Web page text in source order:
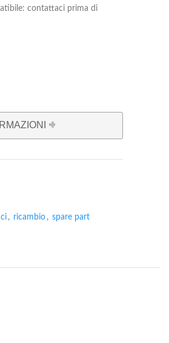
contattaci prima di
, ricambio , spare part